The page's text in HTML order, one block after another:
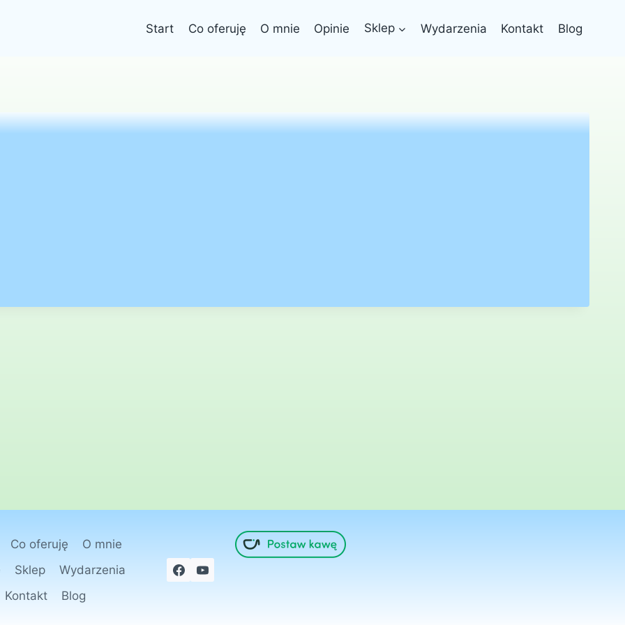
Start Co oferuję O mnie Opinie Sklep Wydarzenia Kontakt Blog
Co oferuję
O mnie
Sklep
Wydarzenia
Kontakt
Blog